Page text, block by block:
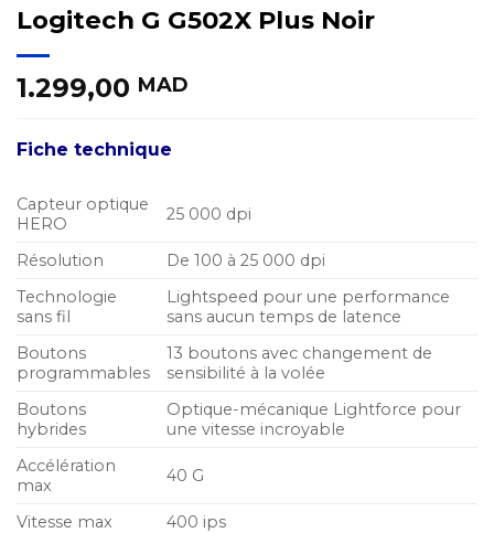
Logitech G G502X Plus Noir
1.299,00 MAD
Fiche technique
Capteur optique
HERO
25 000 dpi
Résolution
De 100 à 25 000 dpi
Technologie
sans fil
Lightspeed pour une performance
sans aucun temps de latence
Boutons
programmables
13 boutons avec changement de
sensibilité à la volée
Boutons
hybrides
Optique-mécanique Lightforce pour
une vitesse incroyable
Accélération
max
40 G
Vitesse max
400 ips